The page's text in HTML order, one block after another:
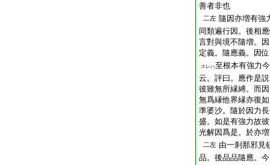
善者非也
二左 隨因亦増有
同類遍行因。後相
言對與境不隨増。
定義。隨應義。因
スレハ至根本有強力
云。評曰。應作是
彼雖無所縁縛。而
無爲縁他界縁亦復
準婆沙。隨於因力
盛。如是有強力故
光解因爲是。於亦
二左 由一刹那邪
品。後品品隨應。